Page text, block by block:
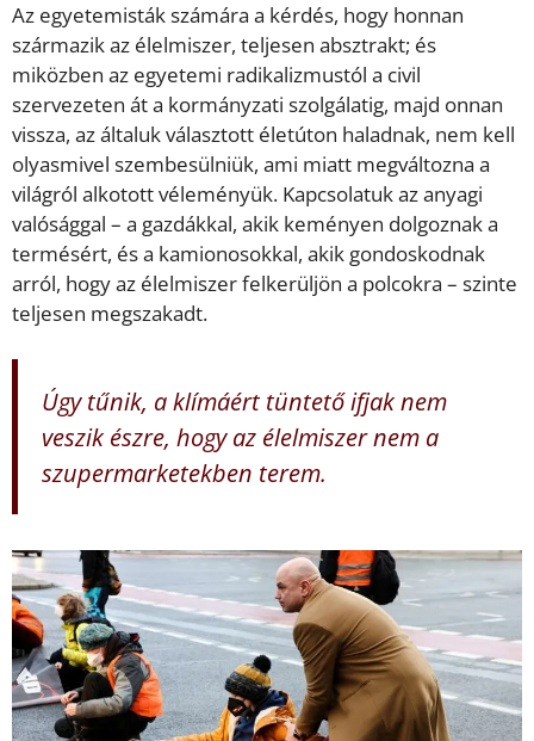
Az egyetemisták számára a kérdés, hogy honnan
származik az élelmiszer, teljesen absztrakt; és
miközben az egyetemi radikalizmustól a civil
szervezeten át a kormányzati szolgálatig, majd onnan
vissza, az általuk választott életúton haladnak, nem kell
olyasmivel szembesülniük, ami miatt megváltozna a
világról alkotott véleményük. Kapcsolatuk az anyagi
valósággal – a gazdákkal, akik keményen dolgoznak a
termésért, és a kamionosokkal, akik gondoskodnak
arról, hogy az élelmiszer felkerüljön a polcokra – szinte
teljesen megszakadt.
Úgy tűnik, a klímáért tüntető ifjak nem
veszik észre, hogy az élelmiszer nem a
szupermarketekben terem.